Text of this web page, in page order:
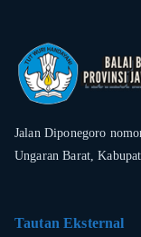
Jalan Diponegoro
Ungaran Barat,
Tautan Eksternal